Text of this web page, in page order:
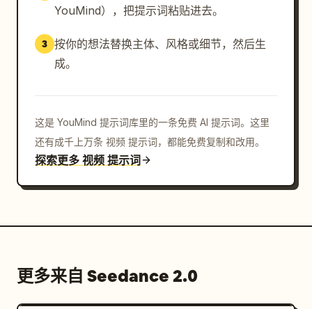
禁止静态图片幻灯片。
无文字、字幕、Logo 或水印。
无形状扭曲、不自然的增殖，或特效仅仅是“贴”上去的感
创作一段 15 秒的视频，让隐形的精灵与运动共存，自然
YouMind），把提示词粘贴进去。
3 按你的想法替换主体、风格或细节，然后生
成。
这是 YouMind 提示词库里的一条免费 AI 提示词。这里
还有成千上万条 视频 提示词，都能免费复制和改用。
探索更多 视频 提示词
更多来自 Seedance 2.0